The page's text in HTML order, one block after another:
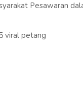
Pesawaran
viral petang